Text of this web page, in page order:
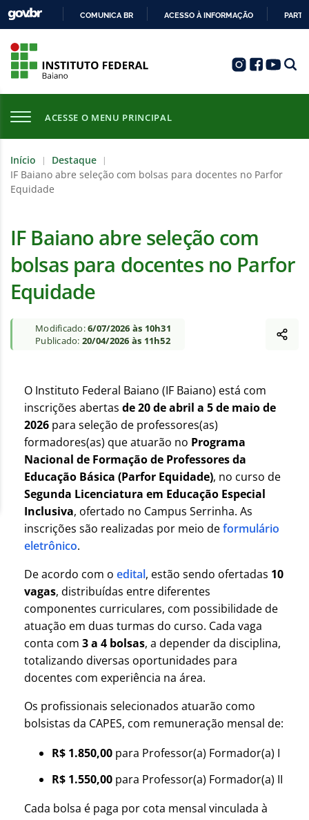
COMUNICA BR ACESSO À INFORMAÇÃO
ACESSE O MENU PRINCIPAL
Início | Destaque |
IF Baiano abre seleção com bolsas para docentes no Parfor
Equidade
IF Baiano abre seleção com
bolsas para docentes no Parfor
Equidade
Modificado:6/07/2026 às 10h31
Publicado: 20/04/2026 às 11h52
O Instituto Federal Baiano (IF Baiano) está com
inscrições abertas de 20 de abril a 5 de maio de
2026 para seleção de professores(as)
formadores(as) que atuarão no Programa
Nacional de Formação de Professores da
Educação Básica (Parfor Equidade), no curso de
Segunda Licenciatura em Educação Especial
Inclusiva, ofertado no Campus Serrinha. As
inscrições são realizadas por meio deformulário
eletrônico.
De acordo com o edital, estão sendo ofertadas 10
vagas, distribuídas entre diferentes
componentes curriculares, com possibilidade de
atuação em duas turmas do curso. Cada vaga
conta com 3 a 4 bolsas, a depender da disciplina,
totalizando diversas oportunidades para
docentes com experiência na área.
Os profissionais selecionados atuarão como
bolsistas da CAPES, com remuneração mensal de:
R$ 1.850,00 para Professor(a) Formador(a) I
R$ 1.550,00 para Professor(a) Formador(a) II
Cada bolsa é paga por cota mensal vinculada à